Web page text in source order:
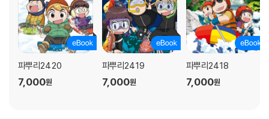
파뿌리24 20
7,000원
파뿌리24 19
7,000원
파뿌리24 18
7,000원